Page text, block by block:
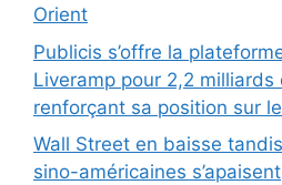
Orient
Publicis s’offre la
Liveramp pour 2,2 milliards
renforçant sa position sur
Wall Street en baisse
sino-américaines s’apaisent